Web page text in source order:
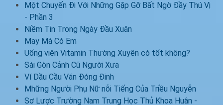
Một Chuyến Đi Với Những Gặp Gỡ Bất Ngờ Đầy Thú Vị
- Phần 3
Niềm Tin Trong Ngày Đầu Xuân
May Mà Có Em
Uống viên Vitamin Thường Xuyên có tốt không?
Sài Gòn Cảnh Cũ Người Xưa
Ví Dầu Cầu Ván Đóng Đinh
Mhững Người Phụ Nữ nỗi Tiếng Của Triều Nguyễn
Sơ Lược Trường Nam Trung Học Thủ Khoa Huân -